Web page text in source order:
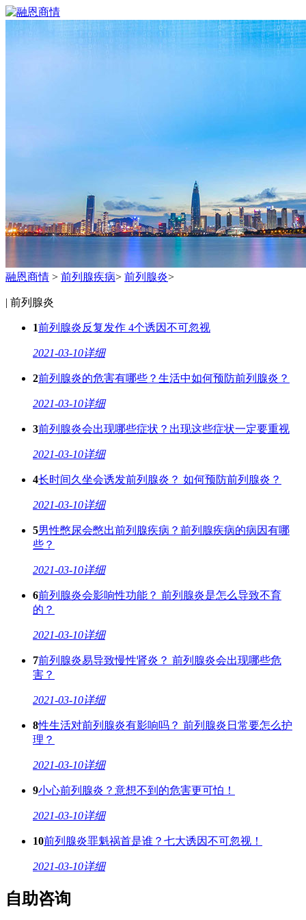
融恩商情 > 前列腺疾病> 前列腺炎>
| 前列腺炎
1前列腺炎反复发作 4个诱因不可忽视
2021-03-10详细
2前列腺炎的危害有哪些？生活中如何预防前列腺炎？
2021-03-10详细
3前列腺炎会出现哪些症状？出现这些症状一定要重视
2021-03-10详细
4长时间久坐会诱发前列腺炎？ 如何预防前列腺炎？
2021-03-10详细
5男性憋尿会憋出前列腺疾病？前列腺疾病的病因有哪
些？
2021-03-10详细
6前列腺炎会影响性功能？ 前列腺炎是怎么导致不育
的？
2021-03-10详细
7前列腺炎易导致慢性肾炎？ 前列腺炎会出现哪些危
害？
2021-03-10详细
8性生活对前列腺炎有影响吗？ 前列腺炎日常要怎么护
理？
2021-03-10详细
9小心前列腺炎？意想不到的危害更可怕！
2021-03-10详细
10前列腺炎罪魁祸首是谁？七大诱因不可忽视！
2021-03-10详细
自助咨询